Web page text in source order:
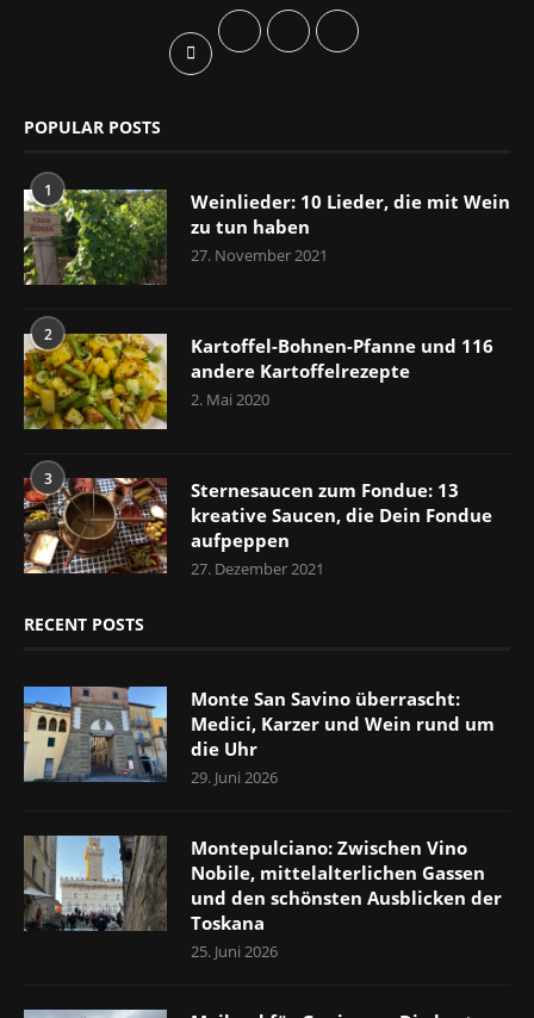
POPULAR POSTS
1
Weinlieder: 10 Lieder, die mit Wein
zu tun haben
27. November 2021
2
Kartoffel-Bohnen-Pfanne und 116
andere Kartoffelrezepte
2. Mai 2020
3
Sternesaucen zum Fondue: 13
kreative Saucen, die Dein Fondue
aufpeppen
27. Dezember 2021
RECENT POSTS
Monte San Savino überrascht:
Medici, Karzer und Wein rund um
die Uhr
29. Juni 2026
Montepulciano: Zwischen Vino
Nobile, mittelalterlichen Gassen
und den schönsten Ausblicken der
Toskana
25. Juni 2026